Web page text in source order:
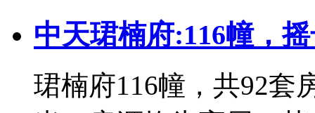
中天珺楠府:116幢，
珺楠府116幢，共92套